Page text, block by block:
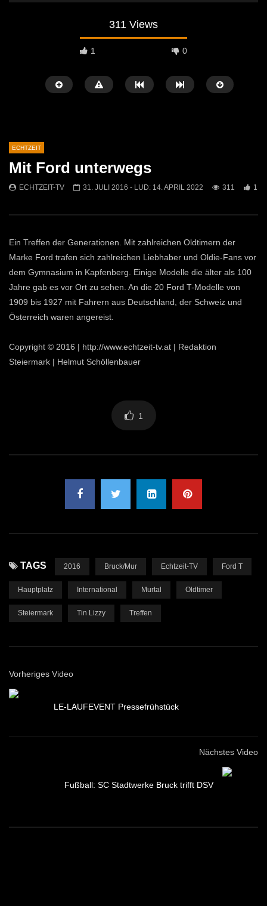
311 Views
1 0
Mittendrin
814
Kammern
614
ECHTZEIT
Mit Ford unterwegs
ECHTZEIT-TV 31. JULI 2016 - LUD: 14. APRIL 2022 311 1
Ein Treffen der Generationen. Mit zahlreichen Oldtimern der
Marke Ford trafen sich zahlreichen Liebhaber und Oldie-Fans vor
dem Gymnasium in Kapfenberg. Einige Modelle die älter als 100
Jahre gab es vor Ort zu sehen. An die 20 Ford T-Modelle von
1909 bis 1927 mit Fahrern aus Deutschland, der Schweiz und
Österreich waren angereist.
Copyright © 2016 | http://www.echtzeit-tv.at | Redaktion
Steiermark | Helmut Schöllenbauer
1
TAGS 2016 Bruck/Mur Echtzeit-TV Ford T
Hauptplatz International Murtal Oldtimer
Steiermark Tin Lizzy Treffen
Vorheriges Video
LE-LAUFEVENT Pressefrühstück
Nächstes Video
Fußball: SC Stadtwerke Bruck trifft DSV